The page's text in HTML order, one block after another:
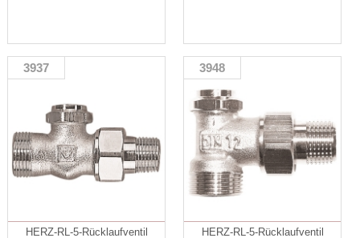
3937
HERZ-RL-5-Rücklaufventil
3948
HERZ-RL-5-Rücklaufventil